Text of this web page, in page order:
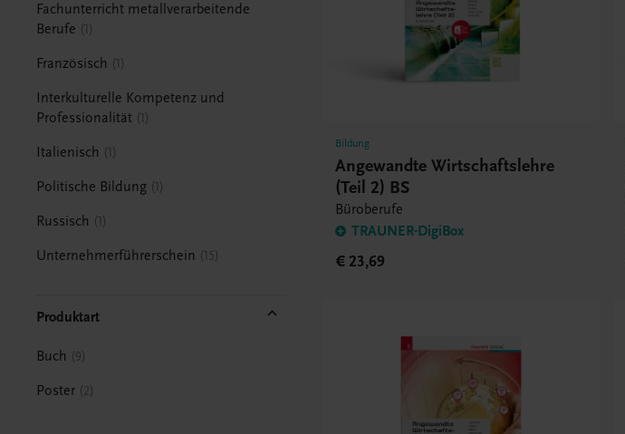
Fachunterricht metallverarbeitende
Berufe
1
Französisch 1
Interkulturelle Kompetenz und
Professionalität 1
Italienisch 1
Politische Bildung 1
Russisch 1
Unternehmerführerschein 15
Produktart
Buch 9
Poster 2
Bildung
Angewandte Wirtschaftslehre
(Teil 2) BS
Büroberufe
TRAUNER-DigiBox
€ 23,69